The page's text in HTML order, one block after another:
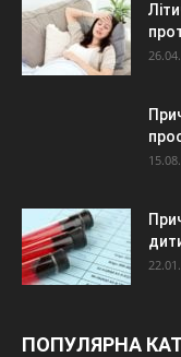
ПОПУЛЯРНА